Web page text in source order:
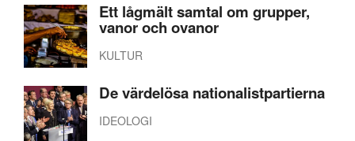
Ett lågmält samtal om grupper,
vanor och ovanor
KULTUR
De värdelösa nationalistpartierna
IDEOLOGI